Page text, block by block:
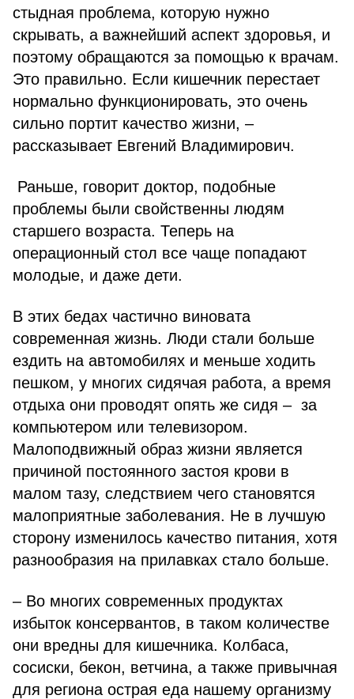
стыдная проблема, которую нужно
скрывать, а важнейший аспект здоровья, и
поэтому обращаются за помощью к врачам.
Это правильно. Если кишечник перестает
нормально функционировать, это очень
сильно портит качество жизни, –
рассказывает Евгений Владимирович.
Раньше, говорит доктор, подобные
проблемы были свойственны людям
старшего возраста. Теперь на
операционный стол все чаще попадают
молодые, и даже дети.
В этих бедах частично виновата
современная жизнь. Люди стали больше
ездить на автомобилях и меньше ходить
пешком, у многих сидячая работа, а время
отдыха они проводят опять же сидя – за
компьютером или телевизором.
Малоподвижный образ жизни является
причиной постоянного застоя крови в
малом тазу, следствием чего становятся
малоприятные заболевания. Не в лучшую
сторону изменилось качество питания, хотя
разнообразия на прилавках стало больше.
– Во многих современных продуктах
избыток консервантов, в таком количестве
они вредны для кишечника. Колбаса,
сосиски, бекон, ветчина, а также привычная
для региона острая еда нашему организму